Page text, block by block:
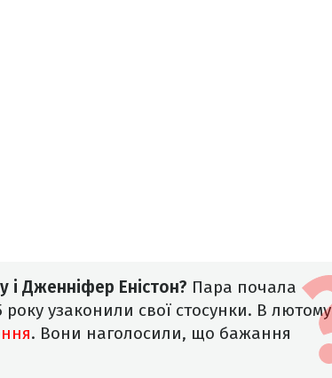
і Дженніфер Еністон? Пара почала
року узаконили свої стосунки. В лютому
. Вони наголосили, що бажання